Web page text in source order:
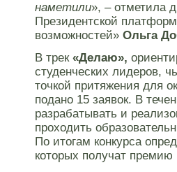
наметили», – отметила
Президентской
возможностей» Ольга
В трек«Делаю»,
студенческих лидеров,
точкой притяжения для
подано 15 заявок. В
разрабатывать и
проходить
По итогам конкурса
которых получат